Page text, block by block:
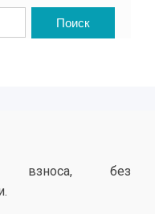
взноса, без